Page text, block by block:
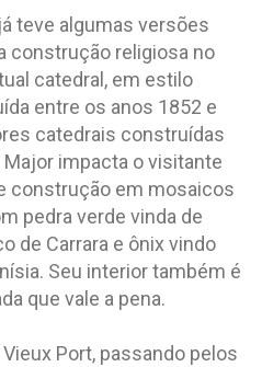
teve algumas versões
construção religiosa no
catedral, em estilo
entre os anos 1852 e
catedrais construídas
impacta o visitante
construção em mosaicos
pedra verde vinda de
de Carrara e ônix vindo
Seu interior também é
que vale a pena.
Port, passando pelos